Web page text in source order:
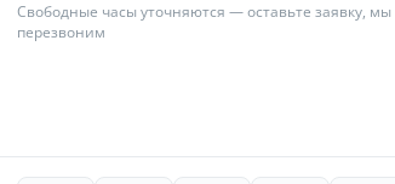
Свободные часы уточняются — оставьте заявку, мы
перезвоним